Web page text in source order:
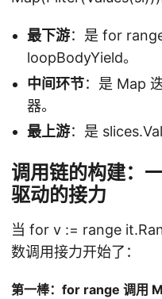
最下游：是 for
loopBodyYield。
中间环节：是 Map
器。
最上游：是
调用链的构建：
驱动的接力
当 for v := range
数调用接力开始了：
第一棒：for range 调用